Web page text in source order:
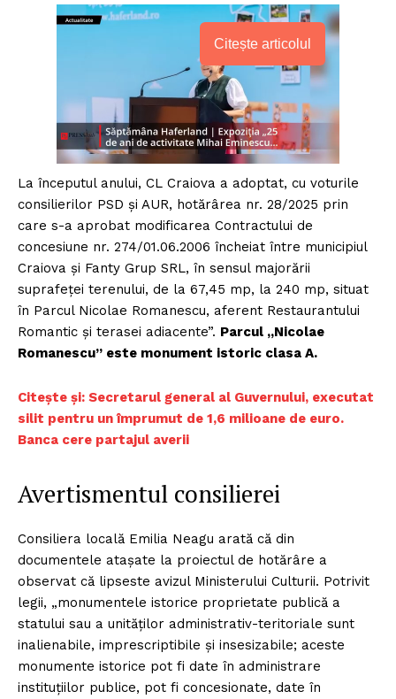
Citește articolul
La începutul anului, CL Craiova a adoptat, cu voturile
consilierilor PSD și AUR, hotărârea nr. 28/2025 prin
care s-a aprobat modificarea Contractului de
concesiune nr. 274/01.06.2006 încheiat între municipiul
Craiova și Fanty Grup SRL, în sensul majorării
suprafeţei terenului, de la 67,45 mp, la 240 mp, situat
în Parcul Nicolae Romanescu, aferent Restaurantului
Romantic și terasei adiacente”. Parcul „Nicolae
Romanescu” este monument istoric clasa A.
Citește și: Secretarul general al Guvernului, executat
silit pentru un împrumut de 1,6 milioane de euro.
Banca cere partajul averii
Avertismentul consilierei
Consiliera locală Emilia Neagu arată că din
documentele atașate la proiectul de hotărâre a
observat că lipseste avizul Ministerului Culturii. Potrivit
legii, „monumentele istorice proprietate publică a
statului sau a unităţilor administrativ-teritoriale sunt
inalienabile, imprescriptibile şi insesizabile; aceste
monumente istorice pot fi date în administrare
instituţiilor publice, pot fi concesionate, date în